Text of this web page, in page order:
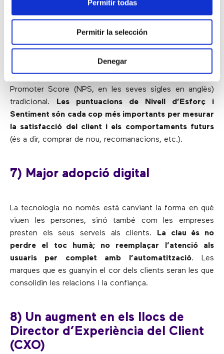
Permitir todas
Permitir la selección
Denegar
6) Mètriques de negoci ampliades
i indicadors clau de rendiment
Les enquestes de satisfacció dels clients s’estan
Promoter Score (NPS, en les seves sigles en anglès)
tradicional. Les puntuacions de Nivell d’Esforç i
Sentiment són cada cop més importants per mesurar
la satisfacció del client i els comportaments futurs
(és a dir, comprar de nou, recomanacions, etc.).
7) Major adopció digital
La tecnologia no només està canviant la forma en què
viuen les persones, sinó també com les empreses
presten els seus serveis als clients.
La clau és no
perdre el toc humà; no reemplaçar l’atenció als
usuaris per complet amb l’automatització. Les
marques que es guanyin el cor dels clients seran les que
consolidin les relacions i la confiança.
8) Un augment en els llocs de
Director d’Experiència del Client
(CXO)